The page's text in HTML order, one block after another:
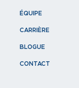
ÉQUIPE
CARRIÈRE
BLOGUE
CONTACT